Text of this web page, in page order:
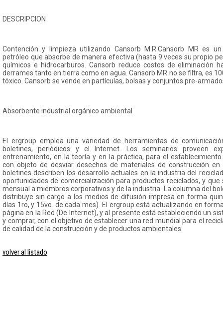
DESCRIPCION
Contención y limpieza utilizando Cansorb M.R.Cansorb MR es
petróleo que absorbe de manera efectiva (hasta 9 veces su propio
químicos e hidrocarburos. Cansorb reduce costos de eliminación
derrames tanto en tierra como en agua. Cansorb MR no se filtra, es
tóxico. Cansorb se vende en partículas, bolsas y conjuntos pre-
Absorbente industrial orgánico ambiental
El ergroup emplea una variedad de herramientas de
boletines, periódicos y el Internet. Los seminarios proveen
entrenamiento, en la teoría y en la práctica, para el
con objeto de desviar desechos de materiales de construcción
boletines describen los desarrollo actuales en la industria del
oportunidades de comercialización para productos reciclados, y
mensual a miembros corporativos y de la industria. La columna del
distribuye sin cargo a los medios de difusión impresa en forma
días 1ro, y 15vo. de cada mes). El ergroup está actualizando en
página en la Red (De Internet), y al presente está estableciendo un
y comprar, con el objetivo de establecer una red mundial para el
de calidad de la construcción y de productos ambientales.
volver al listado